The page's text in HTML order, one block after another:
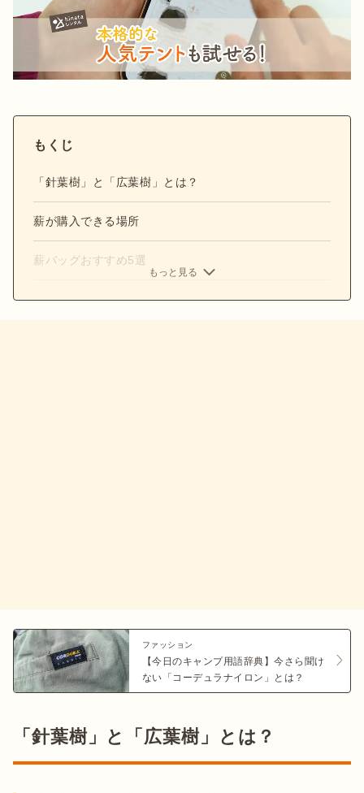
もくじ
「針葉樹」と「広葉樹」とは？
薪が購入できる場所
薪バッグおすすめ5選
もっと見る
ファッション
【今日のキャンプ用語辞典】今さら聞け
ない「コーデュラナイロン」とは？
「針葉樹」と「広葉樹」とは？